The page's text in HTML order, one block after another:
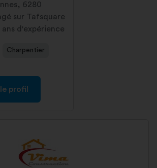
6280
sur Tafsquare
ans d'expérience
Charpentier
profil